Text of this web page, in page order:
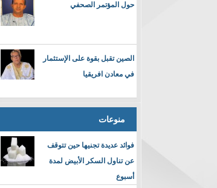
حول المؤتمر الصحفي
الصين تقبل بقوة على الإستثمار
في معادن افريقيا
منوعات
فوائد عديدة تجنيها حين تتوقف
عن تناول السكر الأبيض لمدة
أسبوع